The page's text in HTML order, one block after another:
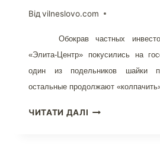
Від vilneslovo.com
Обокрав частных
«Элита-Центр» покусились на
один из подельников шайки
остальные продолжают
ЧИТАТИ ДАЛІ «ЭЛИТА-